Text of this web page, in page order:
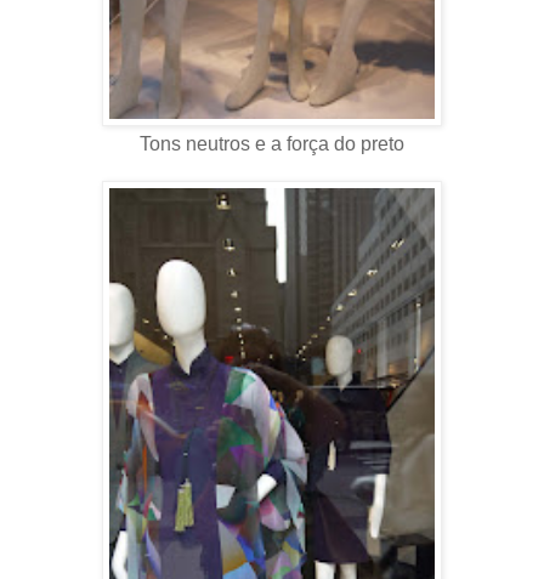
Tons neutros e a força do preto